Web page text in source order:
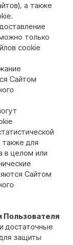
а также
только
cookie
Сайтом
для
в целом или
Сайтом
Пользователя
достаточные
защиты